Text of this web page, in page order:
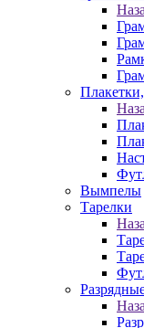
Вымпелы
Тарелки